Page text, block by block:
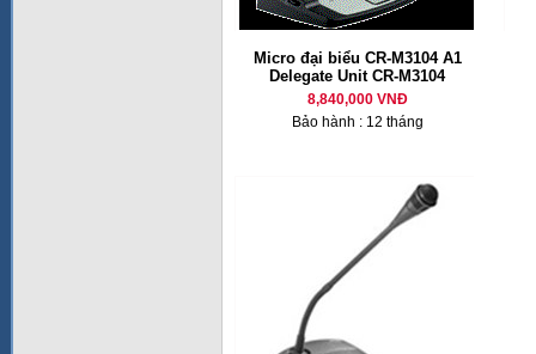
Micro đại biểu CR-M3104 A1
Delegate Unit CR-M3104
8,840,000 VNĐ
Bảo hành : 12 tháng